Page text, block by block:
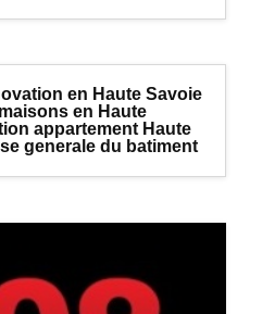
en Haute Savoie
en Haute
appartement Haute
generale du batiment